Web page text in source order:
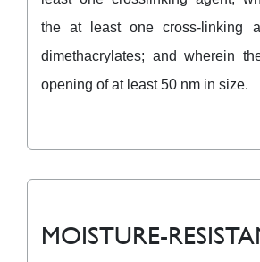
the at least one cross-linking
dimethacrylates; and wherein
opening of at least 50 nm in size.
MOISTURE-